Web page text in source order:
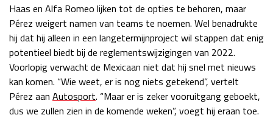
Kwalificatie
za 19:00 - 20:00
Race
zo 17:00 - 19:00
Haas en Alfa Romeo lijken tot de opties te behoren, maar
Pérez weigert namen van teams te noemen. Wel benadrukte
hij dat hij alleen in een langetermijnproject wil stappen dat enig
potentieel biedt bij de reglementswijzigingen van 2022.
Voorlopig verwacht de Mexicaan niet dat hij snel met nieuws
kan komen. “Wie weet, er is nog niets getekend”, vertelt
Pérez aan Autosport. “Maar er is zeker vooruitgang geboekt,
dus we zullen zien in de komende weken”, voegt hij eraan toe.